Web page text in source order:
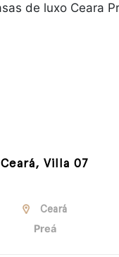
Ceará, Villa 07
Ceará
Preá